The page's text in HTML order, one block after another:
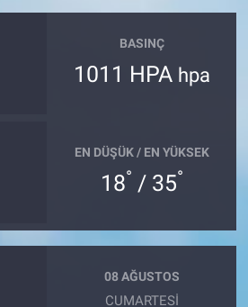
BASINÇ
1011 HPA hpa
EN DÜŞÜK / EN YÜKSEK
18° / 35°
08 AĞUSTOS
CUMARTESI